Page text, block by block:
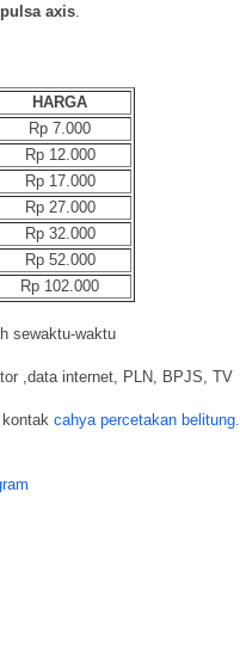
pulsa axis.
HARGA
Rp 7.000
Rp 12.000
Rp 17.000
Rp 27.000
Rp 32.000
Rp 52.000
Rp 102.000
sewaktu-waktu
,data internet, PLN, BPJS, TV
cahya percetakan belitung.